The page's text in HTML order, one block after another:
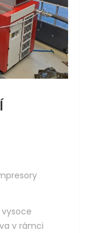
v rámci